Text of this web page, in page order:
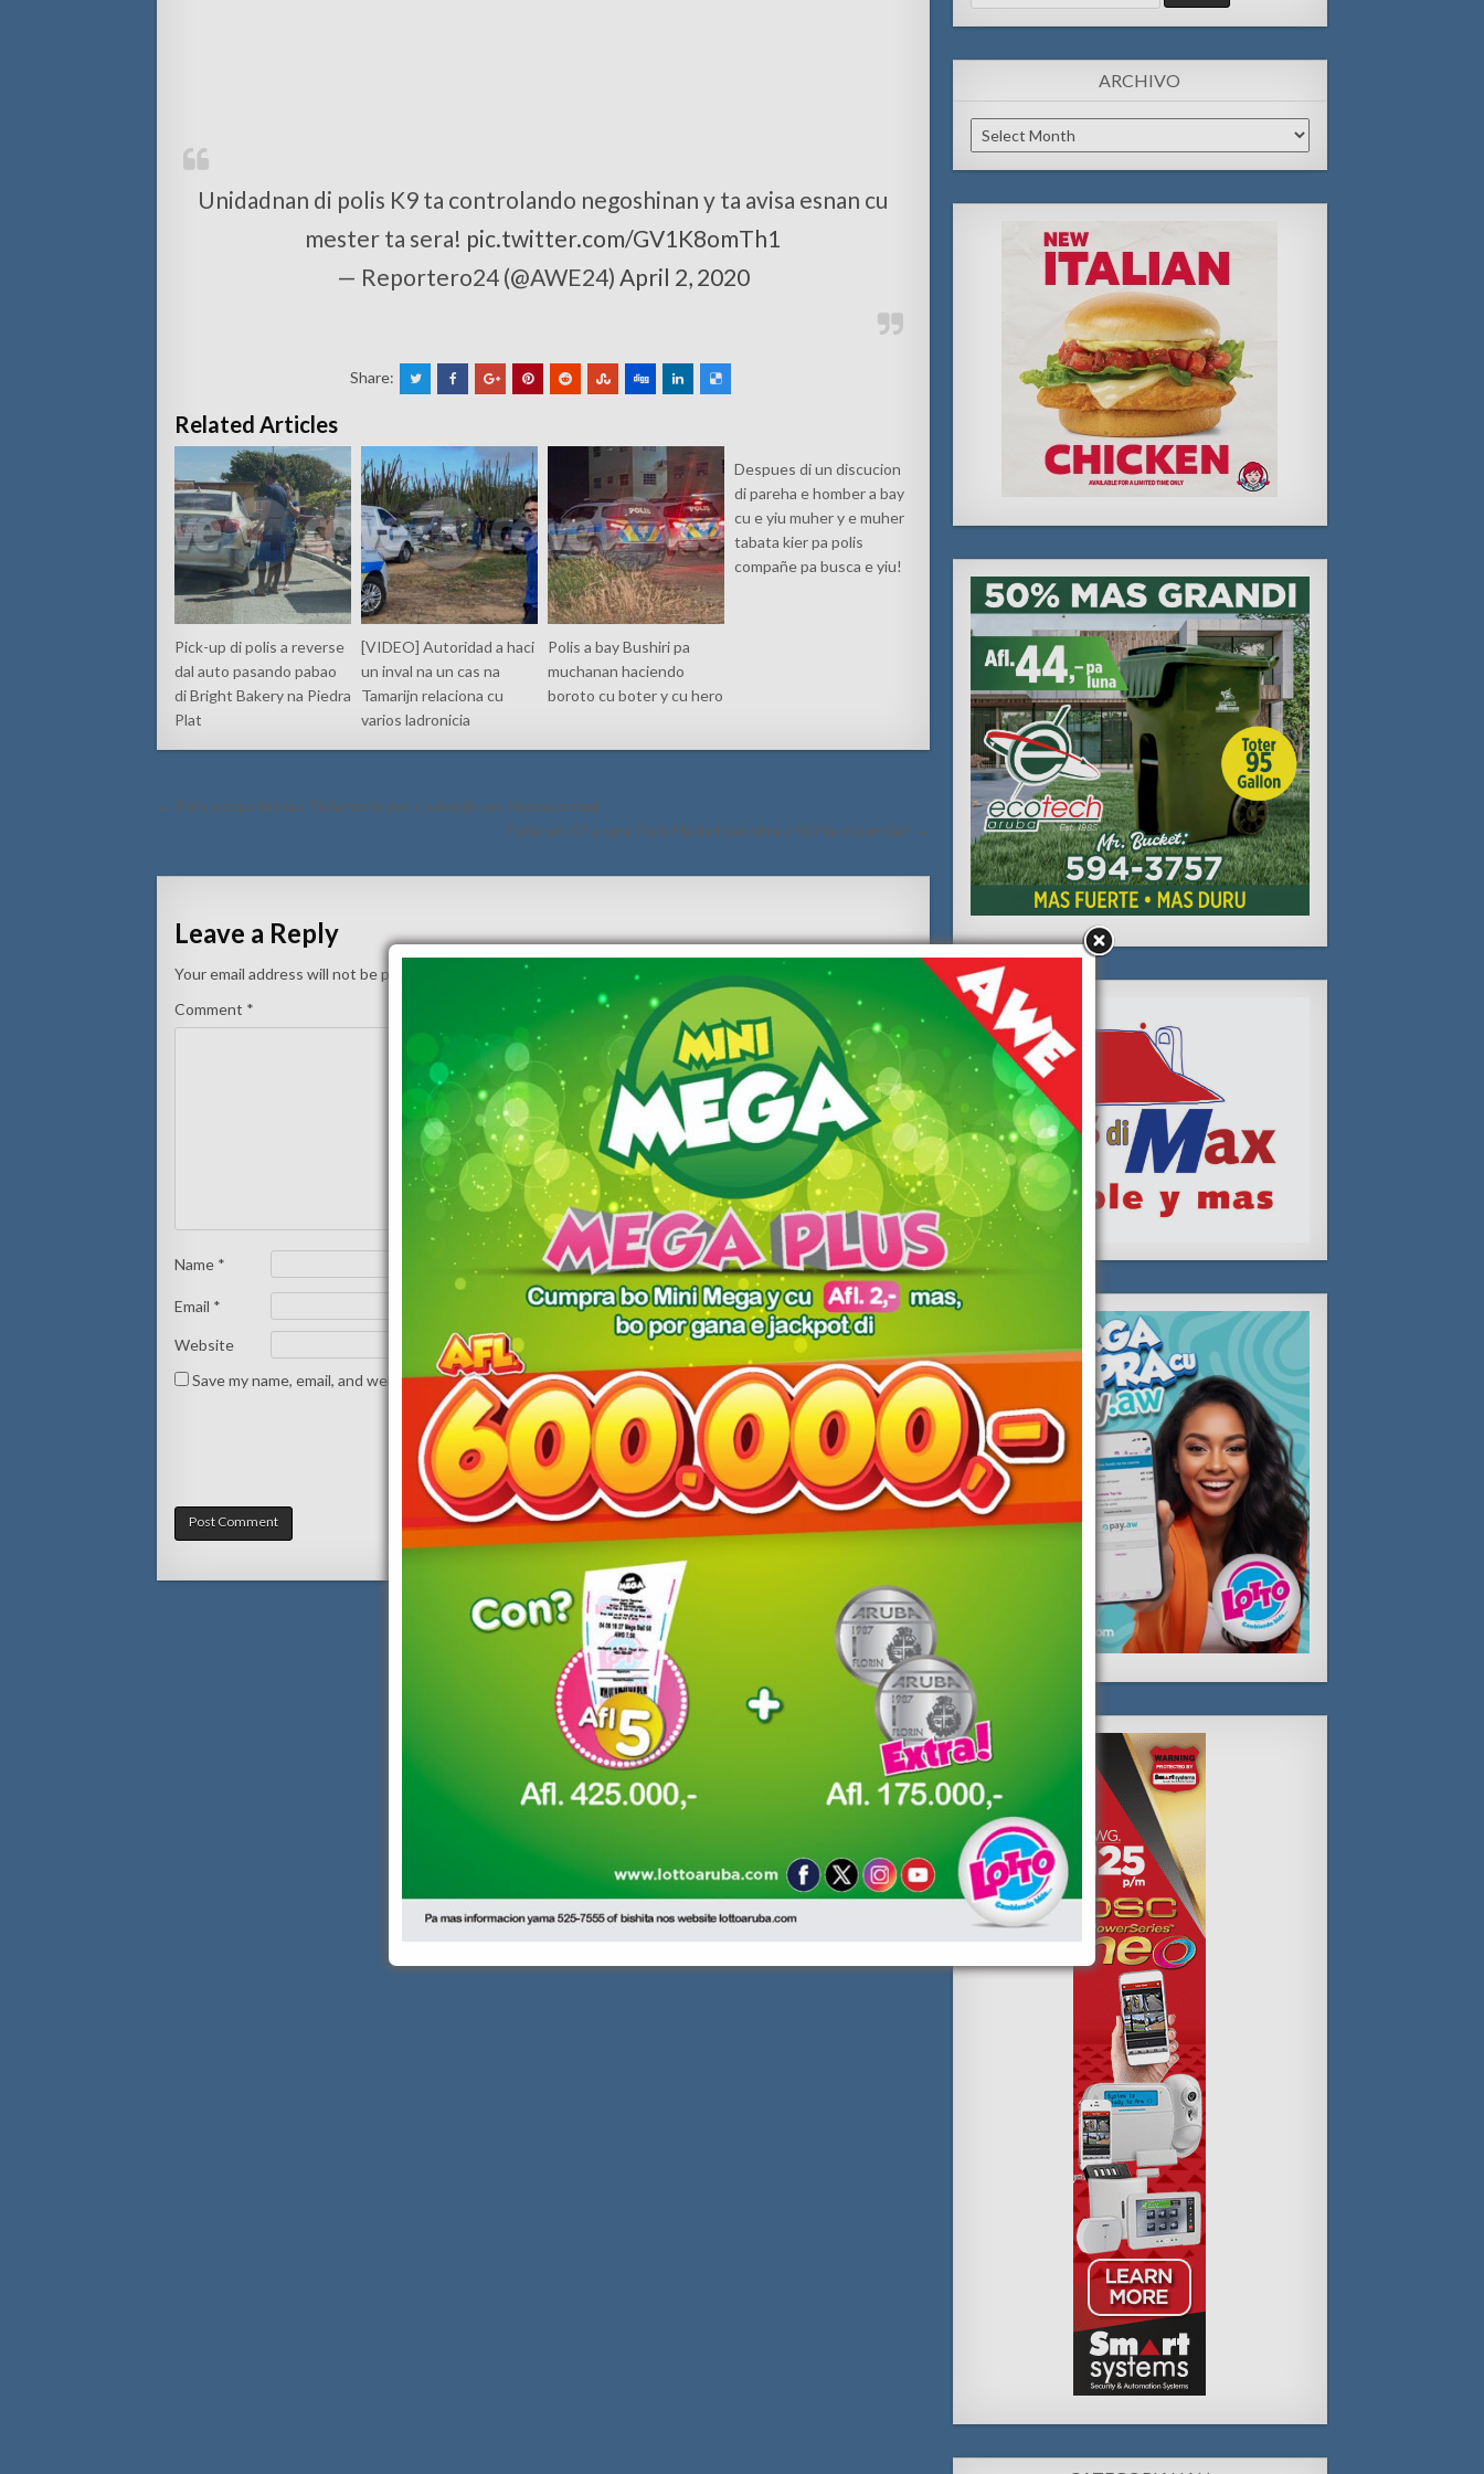
Unidadnan di polis K9 ta controlando negoshinan y ta avisa esnan cu
mester ta sera! pic.twitter.com/GV1K8omTh1
— Reportero24 (@AWE24) April 2, 2020
Share:
Related Articles
Pick-up di polis a reverse
dal auto pasando pabao
di Bright Bakery na Piedra
Plat
[VIDEO] Autoridad a haci
un inval na un cas na
Tamarijn relaciona cu
varios ladronicia
Polis a bay Bushiri pa
muchanan haciendo
boroto cu boter y cu hero
Despues di un discucion
di pareha e homber a bay
cu e yiu muher y e muher
tabata kier pa polis
compañe pa busca e yiu!
Post
← Polis a topa Nissan Tiida horta den Lodewijk van Nassaustraat
Polisnan K9 a sera Flora Market pasobra e NO ta essencial! →
Leave a Reply
Your email address will not be published. Required fields are marked
Comment *
Name *
Email *
Website
Save my name, email, and website in this browser for the next time I comment.
for:
ARCHIVO
Archivo